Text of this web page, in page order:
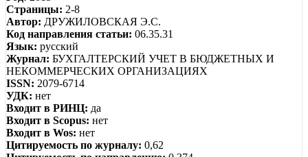
Страницы: 2-8
Автор: ДРУЖИЛОВСКАЯ Э.С.
Код направления статьи: 06.35.31
Язык: русский
Журнал: БУХГАЛТЕРСКИЙ УЧЕТ В БЮДЖЕТНЫХ И
НЕКОММЕРЧЕСКИХ ОРГАНИЗАЦИЯХ
ISSN: 2079-6714
УДК: нет
Входит в РИНЦ: да
Входит в Scopus: нет
Входит в Wos: нет
Цитируемость по журналу: 0,62